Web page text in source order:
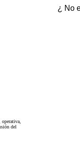
¿ No
del